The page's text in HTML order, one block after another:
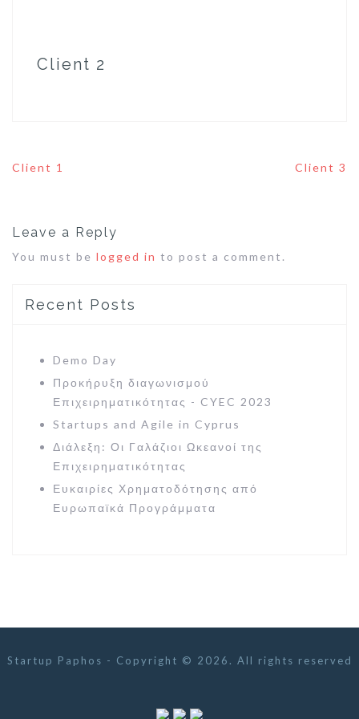
Client 2
Post
Client 1 Client 3
Leave a Reply
You must be logged in to post a comment.
Recent Posts
Demo Day
Προκήρυξη διαγωνισμού
Επιχειρηματικότητας - CYEC 2023
Startups and Agile in Cyprus
Διάλεξη: Οι Γαλάζιοι Ωκεανοί της
Επιχειρηµατικότητας
Ευκαιρίες Χρηματοδότησης από
Ευρωπαϊκά Προγράμματα
Startup Paphos - Copyright © 2026. All rights reserved